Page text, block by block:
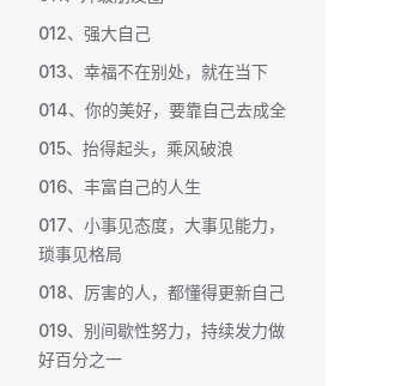
012、强大自己
013、幸福不在别处，就在当下
014、你的美好，要靠自己去成全
015、抬得起头，乘风破浪
016、丰富自己的人生
017、小事见态度，大事见能力，
琐事见格局
018、厉害的人，都懂得更新自己
019、别间歇性努力，持续发力做
好百分之一